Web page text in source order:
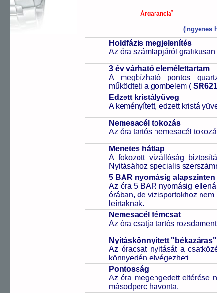
Árgarancia*
(Ingyenes
Holdfázis megjelenítés
Az óra számlapjáról
3 év várható elemélettartam
A megbízható pontos
működteti a gombelem (
Edzett kristályüveg
A keményített, edzett
Nemesacél tokozás
Az óra tartós nemesacél
Menetes hátlap
A fokozott vizállóság
Nyitásához speciális
5 BAR nyomásig alapszinten
Az óra 5 BAR nyomásig
órában, de vizisportokhoz
leírtaknak.
Nemesacél fémcsat
Az óra csatja tartós
Nyitáskönnyített
Az óracsat nyitását a
könnyedén elvégezheti.
Pontosság
Az óra megengedett eltérése
másodperc havonta.